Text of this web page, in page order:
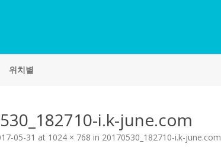
위치별
i.k-june.com
05-31 at 1024 × 768 in 20170530_182710-i.k-june.com